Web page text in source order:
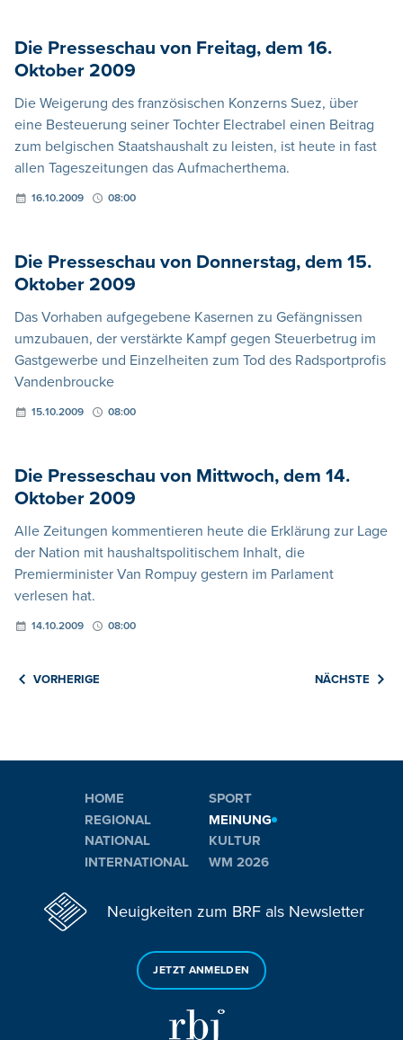
Die Presseschau von Freitag, dem 16.
Oktober 2009
Die Weigerung des französischen Konzerns Suez, über
eine Besteuerung seiner Tochter Electrabel einen Beitrag
zum belgischen Staatshaushalt zu leisten, ist heute in fast
allen Tageszeitungen das Aufmacherthema.
16.10.2009 08:00
Die Presseschau von Donnerstag, dem 15.
Oktober 2009
Das Vorhaben aufgegebene Kasernen zu Gefängnissen
umzubauen, der verstärkte Kampf gegen Steuerbetrug im
Gastgewerbe und Einzelheiten zum Tod des Radsportprofis
Vandenbroucke
15.10.2009 08:00
Die Presseschau von Mittwoch, dem 14.
Oktober 2009
Alle Zeitungen kommentieren heute die Erklärung zur Lage
der Nation mit haushaltspolitischem Inhalt, die
Premierminister Van Rompuy gestern im Parlament
verlesen hat.
14.10.2009 08:00
VORHERIGE NÄCHSTE
HOME
REGIONAL
NATIONAL
INTERNATIONAL
SPORT
MEINUNG
KULTUR
WM 2026
Neuigkeiten zum BRF als Newsletter
JETZT ANMELDEN